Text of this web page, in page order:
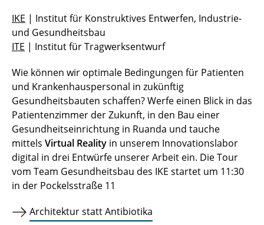
IKE | Institut für Konstruktives Entwerfen, Industrie-
und Gesundheitsbau
ITE | Institut für Tragwerksentwurf
Wie können wir optimale Bedingungen für Patienten
und Krankenhauspersonal in zukünftig
Gesundheitsbauten schaffen? Werfe einen Blick in das
Patientenzimmer der Zukunft, in den Bau einer
Gesundheitseinrichtung in Ruanda und tauche
mittels Virtual Reality in unserem Innovationslabor
digital in drei Entwürfe unserer Arbeit ein. Die Tour
vom Team Gesundheitsbau des IKE startet um 11:30
in der Pockelsstraße 11
Architektur statt Antibiotika